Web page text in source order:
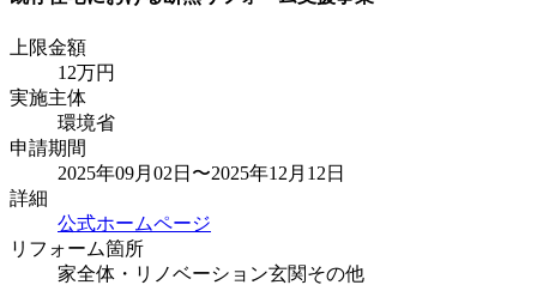
上限金額
12万円
実施主体
環境省
申請期間
2025年09月02日〜2025年12月12日
詳細
公式ホームページ
リフォーム箇所
家全体・リノベーション玄関その他